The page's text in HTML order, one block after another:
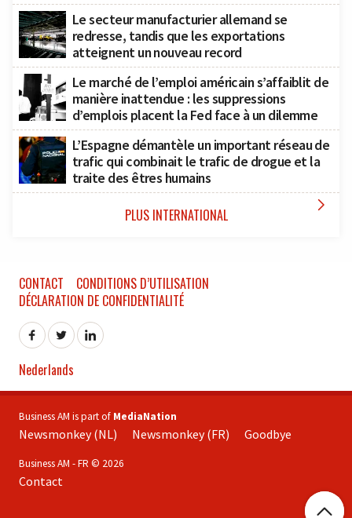
Le secteur manufacturier allemand se
redresse, tandis que les exportations
atteignent un nouveau record
Le marché de l’emploi américain s’affaiblit de
manière inattendue : les suppressions
d’emplois placent la Fed face à un dilemme
L’Espagne démantèle un important réseau de
trafic qui combinait le trafic de drogue et la
traite des êtres humains
PLUS INTERNATIONAL 

CONTACT
CONDITIONS D’UTILISATION
DÉCLARATION DE CONFIDENTIALITÉ
Nederlands
Business AM is part of MediaNation
Newsmonkey (NL) Newsmonkey (FR) Goodbye
Business AM - FR © 2026
Contact